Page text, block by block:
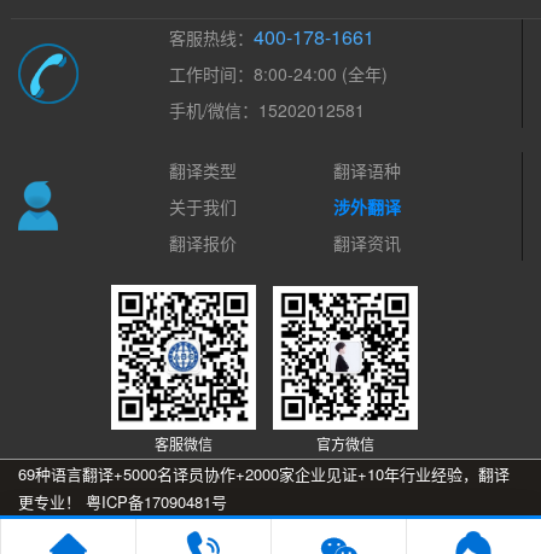
客服热线：400-178-1661
工作时间：8:00-24:00 (全年)
手机/微信：15202012581
翻译类型
翻译语种
关于我们
涉外翻译
翻译报价
翻译资讯
客服微信 官方微信
69种语言翻译+5000名译员协作+2000家企业见证+10年行业经验，翻译
更专业！ 粤ICP备17090481号